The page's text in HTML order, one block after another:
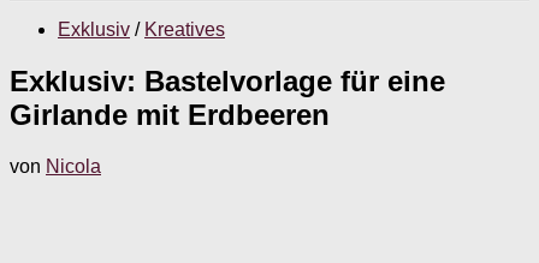
Exklusiv / Kreatives
Exklusiv: Bastelvorlage für eine
Girlande mit Erdbeeren
von Nicola